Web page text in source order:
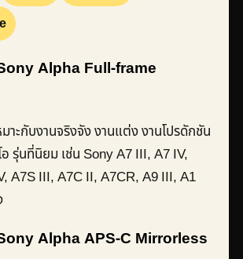
Alpha Full-frame
าะกับงานจริงจัง งานแต่ง งานโปรดักชัน
รุ่นที่นิยม เช่น Sony A7 III, A7 IV,
A7S III, A7C II, A7CR, A9 III, A1
Alpha APS-C Mirrorless